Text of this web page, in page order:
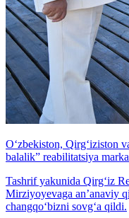
O‘zbekiston, Qirg‘iziston
balalik” reabilitatsiya
Tashrif yakunida Qirg‘iz
Mirziyoyevaga an’anaviy
changqo‘bizni sovg‘a qildi.